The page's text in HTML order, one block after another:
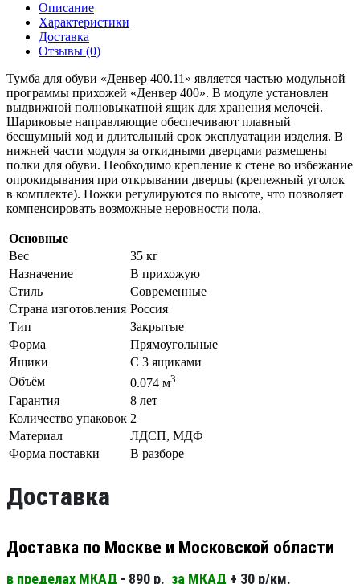
Описание
Характеристики
Доставка
Отзывы (0)
Тумба для обуви «Денвер 400.11» является частью модульной
программы прихожей «Денвер 400». В модуле установлен
выдвижной полновыкатной ящик для хранения мелочей.
Шариковые направляющие обеспечивают плавный
бесшумный ход и длительный срок эксплуатации изделия. В
нижней части модуля за откидными дверцами размещены
полки для обуви. Необходимо крепление к стене во избежание
опрокидывания при открывании дверцы (крепежный уголок
в комплекте). Ножки регулируются по высоте, что позволяет
компенсировать возможные неровности пола.
Основные
Вес
35 кг
Назначение
В прихожую
Стиль
Современные
Страна изготовления Россия
Тип
Закрытые
Форма
Прямоугольные
Ящики
С 3 ящиками
Объём
0.074 м3
Гарантия
8 лет
Количество упаковок 2
Материал
ЛДСП, МДФ
Форма поставки
В разборе
Доставка
Доставка по Москве и Московской области
в пределах МКАД - 890 р. за МКАД + 30 р/км.